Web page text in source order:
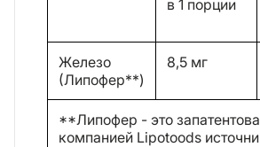
в 1 порции
Железо
(Липофер**)
8,5 мг
**Липофер - это
компанией Lipotoods